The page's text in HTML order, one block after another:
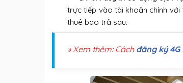
trực tiếp vào tài khoản chính
thuê bao trả sau.
» Xem thêm: Cách đăng ký